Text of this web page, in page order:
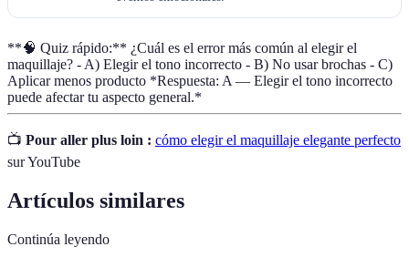
**🧠 Quiz rápido:** ¿Cuál es el error más común al elegir el
maquillaje? - A) Elegir el tono incorrecto - B) No usar brochas - C)
Aplicar menos producto *Respuesta: A — Elegir el tono incorrecto
puede afectar tu aspecto general.*
📺 Pour aller plus loin : cómo elegir el maquillaje elegante perfecto
sur YouTube
Artículos similares
Continúa leyendo